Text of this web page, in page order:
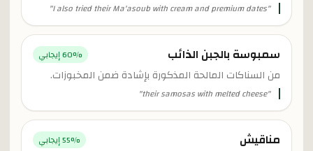
"
I also tried their Ma'asoub with cream and premium dates
"
سمبوسة بالجبن الذائب 60% إيجابي
من السناكات المالحة المذكورة بإشادة ضمن المخبوزات.
"
their samosas with melted cheese
"
مناقيش 55% إيجابي